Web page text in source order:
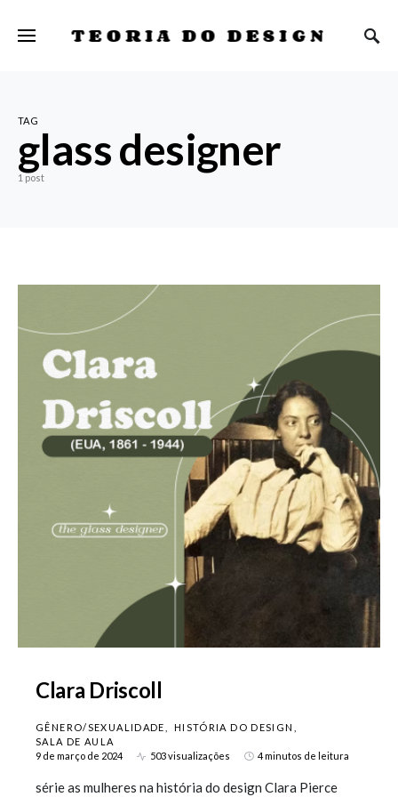
TEORIA DO DESIGN
TAG
glass designer
1 post
Clara Driscoll
GÊNERO/SEXUALIDADE
HISTÓRIA DO DESIGN
SALA DE AULA
9 de março de 2024
503 visualizações 4 minutos de leitura
série as mulheres na história do design Clara Pierce